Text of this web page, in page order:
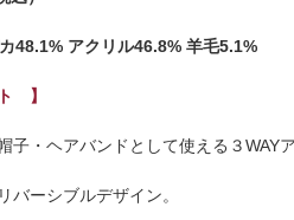
48.1% アクリル46.8% 羊毛5.1%
】
子・ヘアバンドとして使える３WAYア
バーシブルデザイン。